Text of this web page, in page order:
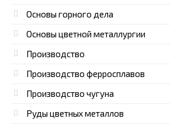
Основы горного дела
Основы цветной металлургии
Производство
Производство ферросплавов
Производство чугуна
Руды цветных металлов